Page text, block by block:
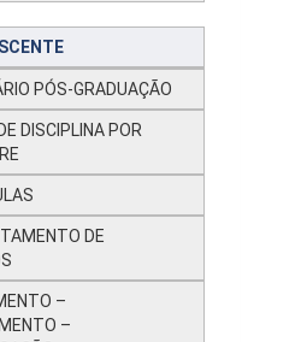
PÓS-GRADUAÇÃO
DISCIPLINA POR
DE
–
–